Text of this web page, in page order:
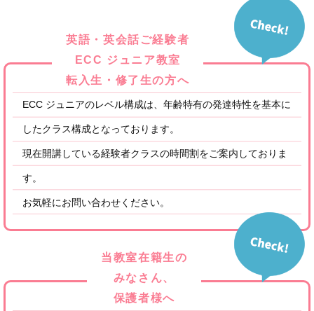
英語・英会話ご経験者
ECC ジュニア教室
転入生・修了生の方へ
ECC ジュニアのレベル構成は、年齢特有の発達特性を基本に
したクラス構成となっております。
現在開講している経験者クラスの時間割をご案内しておりま
す。
お気軽にお問い合わせください。
当教室在籍生の
みなさん、
保護者様へ